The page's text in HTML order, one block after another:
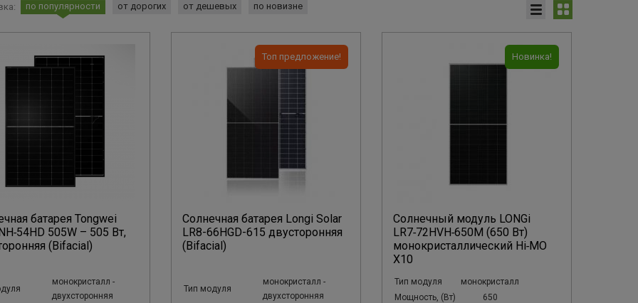
по популярности от дорогих от дешевых по новизне
батарея Tongwei
505W – 505 Вт,
(Bifacial)
монокристалл -
двухсторонняя
Топ предложение!
Солнечная батарея Longi Solar
LR8-66HGD-615 двусторонняя
(Bifacial)
Тип модуля
монокристалл -
двухсторонняя
Новинка!
Солнечный модуль LONGi
LR7‑72HVH‑650M (650 Вт)
монокристаллический Hi‑MO
X10
Тип модуля
монокристалл
Мощность, (Вт)
650